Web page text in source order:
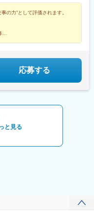
、青物横丁駅、穴守稲荷駅、
)、本郷駅(愛知県)、赤羽橋
京急久里浜駅、江吉良駅、
駅、安善駅、下板橋駅、明
古屋駅、日暮里駅、浜松町
(舎人ライナー)、大塚駅前
鈴木町駅、栄町駅(東京都)、
空港駅(鉄道)、スポーツセン
駅、みどりの駅、南栗橋
巣駅、日立駅、佐古木駅、
駅、石仏駅、田県神社前駅、
、新守山駅、尾張星の宮
駅、亀山駅(三重県)、霞ケ浦
駅、江吉良駅、新加納駅、関
道本線)、袋井駅、西焼津
川駅、春日山駅、小針駅、
、茨目駅、伊那北駅、広丘
常盤駅、田中駅、切石駅、常
三ツ屋駅、笠師保駅、松任
、小杉駅、越中舟橋駅、沢
泉駅、長浜駅、箕浦駅、讃
駅(香川県)、北伊予駅、伊予
の力”として評価されます。
応募する
と見る